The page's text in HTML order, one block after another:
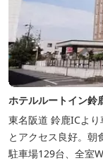
ホテルルートイン鈴
東名阪道 鈴鹿ICよ
とアクセス良好。朝
駐車場129台、全室